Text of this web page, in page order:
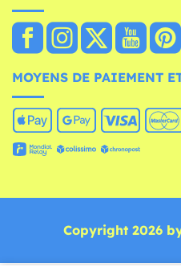
MOYENS DE PAIEMENT
Copyright 2026